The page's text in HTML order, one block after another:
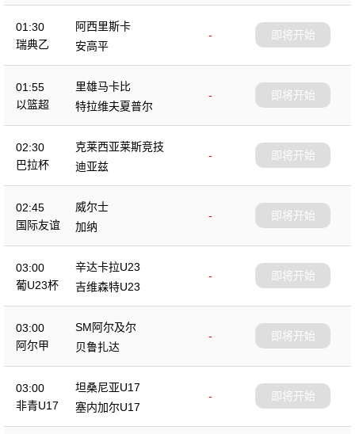
01:30
瑞典乙
阿西里斯卡
-
安高平
即将开始
01:55
以篮超
里雄马卡比
-
特拉维夫夏普尔
即将开始
02:30
巴拉杯
克莱西亚莱斯竞技
-
迪亚兹
即将开始
02:45
国际友谊
威尔士
-
加纳
即将开始
03:00
葡U23杯
辛达卡拉U23
-
吉维森特U23
即将开始
03:00
阿尔甲
SM阿尔及尔
-
贝鲁扎达
即将开始
03:00
非青U17
坦桑尼亚U17
-
塞内加尔U17
即将开始